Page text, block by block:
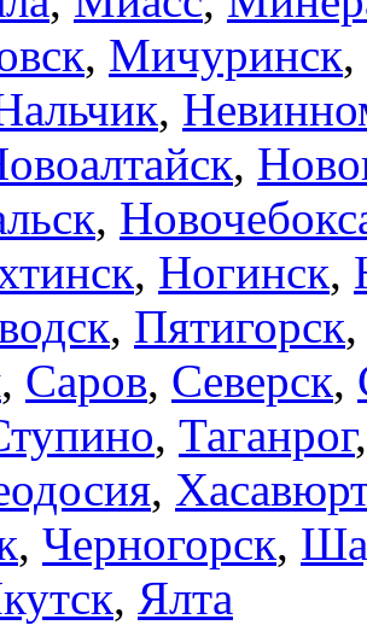
, Мичуринск,
,
,
,
, Ногинск,
, Пятигорск
, Саров, Северск,
, Таганрог
, Хасавюрт
, Черногорск,
, Ялта